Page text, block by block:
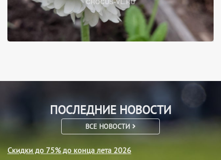
ПОСЛЕДНИЕ НОВОСТИ
ВСЕ НОВОСТИ
Скидки до 75% до конца лета 2026